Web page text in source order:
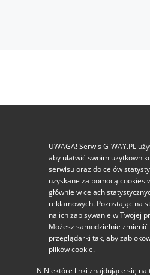
UWAGA! Serwis G-WAY.PL
aby ułatwić swoim
serwisu oraz do celów
uzyskane za pomocą cookies
głównie w celach
reklamowych. Pozostając na
na ich zapisywanie w Twojej
Możesz samodzielnie
przeglądarki tak, aby
plików cookie.
NiNiektóre linki znajdujące się